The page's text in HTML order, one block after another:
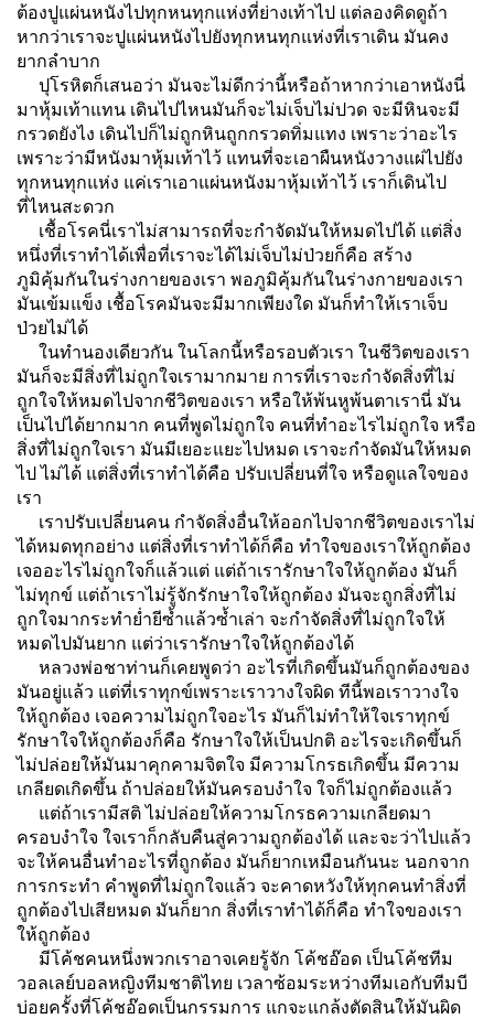
ต้องปูแผ่นหนังไปทุกหนทุกแห่งที่ย่างเท้าไป แต่ลองคิดดูถ้า
หากว่าเราจะปูแผ่นหนังไปยังทุกหนทุกแห่งที่เราเดิน มันคง
ยากลำบาก
ปุโรหิตก็เสนอว่า มันจะไม่ดีกว่านี้หรือถ้าหากว่าเอาหนังนี่
มาหุ้มเท้าแทน เดินไปไหนมันก็จะไม่เจ็บไม่ปวด จะมีหินจะมี
กรวดยังไง เดินไปก็ไม่ถูกหินถูกกรวดทิ่มแทง เพราะว่าอะไร
เพราะว่ามีหนังมาหุ้มเท้าไว้ แทนที่จะเอาผืนหนังวางแผ่ไปยัง
ทุกหนทุกแห่ง แค่เราเอาแผ่นหนังมาหุ้มเท้าไว้ เราก็เดินไป
ที่ไหนสะดวก
เชื้อโรคนี่เราไม่สามารถที่จะกำจัดมันให้หมดไปได้ แต่สิ่ง
หนึ่งที่เราทำได้เพื่อที่เราจะได้ไม่เจ็บไม่ป่วยก็คือ สร้าง
ภูมิคุ้มกันในร่างกายของเรา พอภูมิคุ้มกันในร่างกายของเรา
มันเข้มแข็ง เชื้อโรคมันจะมีมากเพียงใด มันก็ทำให้เราเจ็บ
ป่วยไม่ได้
ในทำนองเดียวกัน ในโลกนี้หรือรอบตัวเรา ในชีวิตของเรา
มันก็จะมีสิ่งที่ไม่ถูกใจเรามากมาย การที่เราจะกำจัดสิ่งที่ไม่
ถูกใจให้หมดไปจากชีวิตของเรา หรือให้พ้นหูพ้นตาเรานี่ มัน
เป็นไปได้ยากมาก คนที่พูดไม่ถูกใจ คนที่ทำอะไรไม่ถูกใจ หรือ
สิ่งที่ไม่ถูกใจเรา มันมีเยอะแยะไปหมด เราจะกำจัดมันให้หมด
ไป ไม่ได้ แต่สิ่งที่เราทำได้คือ ปรับเปลี่ยนที่ใจ หรือดูแลใจของ
เรา
เราปรับเปลี่ยนคน กำจัดสิ่งอื่นให้ออกไปจากชีวิตของเราไม่
ได้หมดทุกอย่าง แต่สิ่งที่เราทำได้ก็คือ ทำใจของเราให้ถูกต้อง
เจออะไรไม่ถูกใจก็แล้วแต่ แต่ถ้าเรารักษาใจให้ถูกต้อง มันก็
ไม่ทุกข์ แต่ถ้าเราไม่รู้จักรักษาใจให้ถูกต้อง มันจะถูกสิ่งที่ไม่
ถูกใจมากระทำย่ำยีซ้ำแล้วซ้ำเล่า จะกำจัดสิ่งที่ไม่ถูกใจให้
หมดไปมันยาก แต่ว่าเรารักษาใจให้ถูกต้องได้
หลวงพ่อชาท่านก็เคยพูดว่า อะไรที่เกิดขึ้นมันก็ถูกต้องของ
มันอยู่แล้ว แต่ที่เราทุกข์เพราะเราวางใจผิด ทีนี้พอเราวางใจ
ให้ถูกต้อง เจอความไม่ถูกใจอะไร มันก็ไม่ทำให้ใจเราทุกข์
รักษาใจให้ถูกต้องก็คือ รักษาใจให้เป็นปกติ อะไรจะเกิดขึ้นก็
ไม่ปล่อยให้มันมาคุกคามจิตใจ มีความโกรธเกิดขึ้น มีความ
เกลียดเกิดขึ้น ถ้าปล่อยให้มันครอบงำใจ ใจก็ไม่ถูกต้องแล้ว
แต่ถ้าเรามีสติ ไม่ปล่อยให้ความโกรธความเกลียดมา
ครอบงำใจ ใจเราก็กลับคืนสู่ความถูกต้องได้ และจะว่าไปแล้ว
จะให้คนอื่นทำอะไรที่ถูกต้อง มันก็ยากเหมือนกันนะ นอกจาก
การกระทำ คำพูดที่ไม่ถูกใจแล้ว จะคาดหวังให้ทุกคนทำสิ่งที่
ถูกต้องไปเสียหมด มันก็ยาก สิ่งที่เราทำได้ก็คือ ทำใจของเรา
ให้ถูกต้อง
มีโค้ชคนหนึ่งพวกเราอาจเคยรู้จัก โค้ชอ๊อด เป็นโค้ชทีม
วอลเลย์บอลหญิงทีมชาติไทย เวลาซ้อมระหว่างทีมเอกับทีมบี
บ่อยครั้งที่โค้ชอ๊อดเป็นกรรมการ แกจะแกล้งตัดสินให้มันผิด